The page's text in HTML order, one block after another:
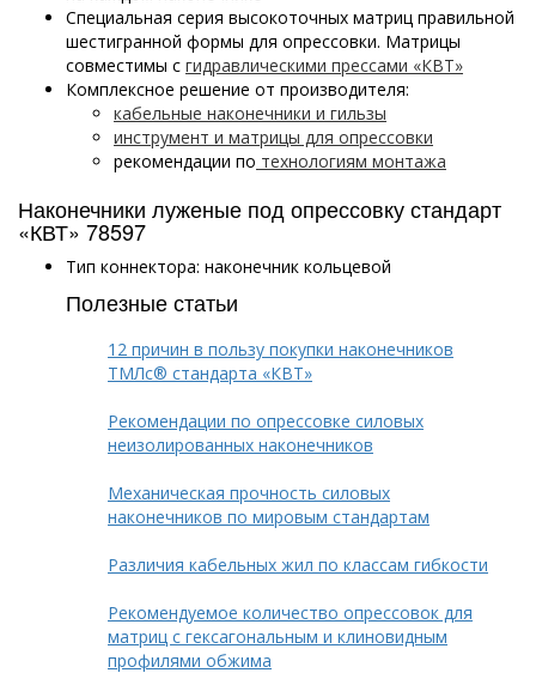
Специальная серия высокоточных матриц правильной
шестигранной формы для опрессовки. Матрицы
совместимы с гидравлическими прессами «КВТ»
Комплексное решение от производителя:
кабельные наконечники и гильзы
инструмент и матрицы для опрессовки
рекомендации по технологиям монтажа
Наконечники луженые под опрессовку стандарт
«КВТ» 78597
Тип коннектора: наконечник кольцевой
Полезные статьи
12 причин в пользу покупки наконечников
ТМЛс® стандарта «КВТ»
Рекомендации по опрессовке силовых
неизолированных наконечников
Механическая прочность силовых
наконечников по мировым стандартам
Различия кабельных жил по классам гибкости
Рекомендуемое количество опрессовок для
матриц с гексагональным и клиновидным
профилями обжима